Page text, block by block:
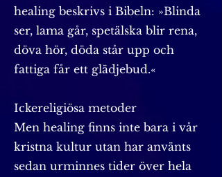
healing beskrivs i Bibeln: »Blinda
ser, lama går, spetälska blir rena,
döva hör, döda står upp och
fattiga får ett glädjebud.«
Ickereligiösa metoder
Men healing finns inte bara i vår
kristna kultur utan har använts
sedan urminnes tider över hela